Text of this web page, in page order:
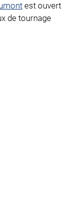
est ouvert
de tournage